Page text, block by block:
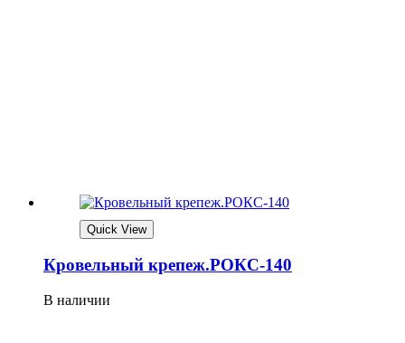
Quick View
Кровельный крепеж.РОКС-140
В наличии